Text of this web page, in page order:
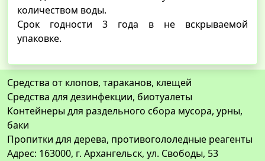
количеством воды.
Срок годности 3 года в не вскрываемой
упаковке.
Средства от клопов, тараканов, клещей
Средства для дезинфекции, биотуалеты
Контейнеры для раздельного сбора мусора, урны,
баки
Пропитки для дерева, противогололедные реагенты
Адрес: 163000, г. Архангельск, ул. Свободы, 53